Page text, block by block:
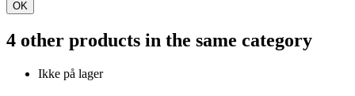
OK
4 other products in the same category
Ikke på lager